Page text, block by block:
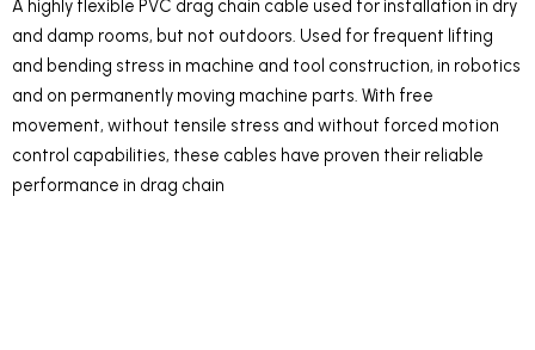
A highly flexible PVC drag chain cable used for installation in dry
and damp rooms, but not outdoors. Used for frequent lifting
and bending stress in machine and tool construction, in robotics
and on permanently moving machine parts. With free
movement, without tensile stress and without forced motion
control capabilities, these cables have proven their reliable
performance in drag chain